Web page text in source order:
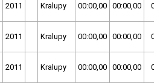
2011 Kralupy 00:00,00 00:00,00
2011 Kralupy 00:00,00 00:00,00
2011 Kralupy 00:00,00 00:00,00